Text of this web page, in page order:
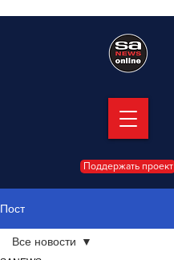
Поддержать проект
Пост
Все новости